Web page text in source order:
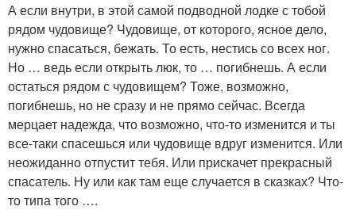
А если внутри, в этой самой подводной лодке с тобой
рядом чудовище? Чудовище, от которого, ясное дело,
нужно спасаться, бежать. То есть, нестись со всех ног.
Но … ведь если открыть люк, то … погибнешь. А если
остаться рядом с чудовищем? Тоже, возможно,
погибнешь, но не сразу и не прямо сейчас. Всегда
мерцает надежда, что возможно, что-то изменится и ты
все-таки спасешься или чудовище вдруг изменится. Или
неожиданно отпустит тебя. Или прискачет прекрасный
спасатель. Ну или как там еще случается в сказках? Что-
то типа того ….